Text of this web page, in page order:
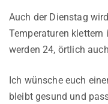
Auch der Dienstag
Temperaturen
werden 24, örtlich
Ich wünsche euch
bleibt gesund und